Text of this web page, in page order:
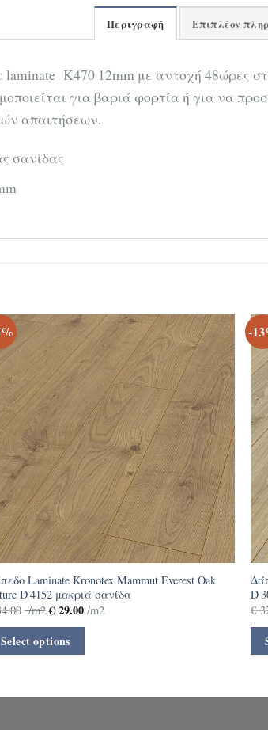
Περιγραφή Επιπλέον
laminate K470 12mm με αντοχή 48ώρες
για βαριά φορτία ή για να
απαιτήσεων.
σανίδας
Laminate Kronotex Mammut Everest Oak
D 4152 μακριά σανίδα
/m2 €29.00/m2
Select options
-
D
€